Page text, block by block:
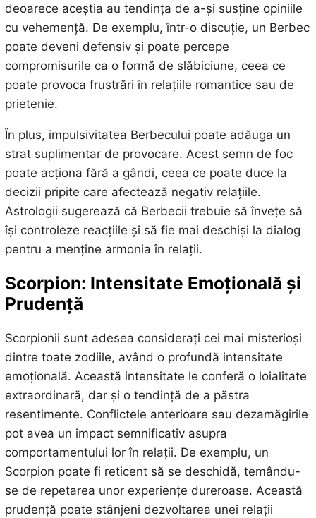
deoarece aceștia au tendința de a-și susține opiniile
cu vehemență. De exemplu, într-o discuție, un Berbec
poate deveni defensiv și poate percepe
compromisurile ca o formă de slăbiciune, ceea ce
poate provoca frustrări în relațiile romantice sau de
prietenie.
În plus, impulsivitatea Berbecului poate adăuga un
strat suplimentar de provocare. Acest semn de foc
poate acționa fără a gândi, ceea ce poate duce la
decizii pripite care afectează negativ relațiile.
Astrologii sugerează că Berbecii trebuie să învețe să
își controleze reacțiile și să fie mai deschiși la dialog
pentru a menține armonia în relații.
Scorpion: Intensitate Emoțională și
Prudență
Scorpionii sunt adesea considerați cei mai misterioși
dintre toate zodiile, având o profundă intensitate
emoțională. Această intensitate le conferă o loialitate
extraordinară, dar și o tendință de a păstra
resentimente. Conflictele anterioare sau dezamăgirile
pot avea un impact semnificativ asupra
comportamentului lor în relații. De exemplu, un
Scorpion poate fi reticent să se deschidă, temându-
se de repetarea unor experiențe dureroase. Această
prudență poate stânjeni dezvoltarea unei relații